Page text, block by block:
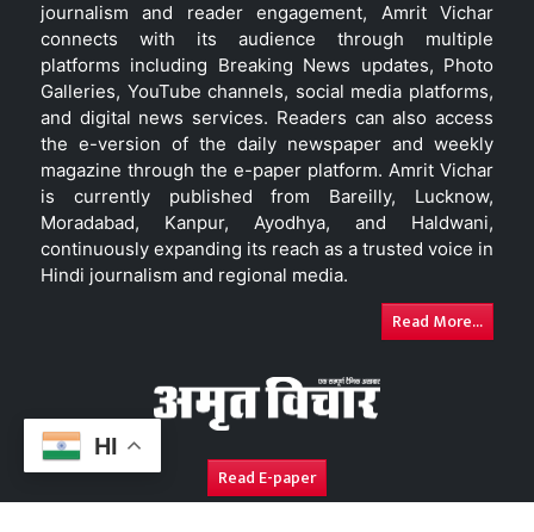
HI
journalism and reader engagement, Amrit Vichar
connects with its audience through multiple
platforms including Breaking News updates, Photo
Galleries, YouTube channels, social media platforms,
and digital news services. Readers can also access
the e-version of the daily newspaper and weekly
magazine through the e-paper platform. Amrit Vichar
is currently published from Bareilly, Lucknow,
Moradabad, Kanpur, Ayodhya, and Haldwani,
continuously expanding its reach as a trusted voice in
Hindi journalism and regional media.
Read More...
Read E-paper